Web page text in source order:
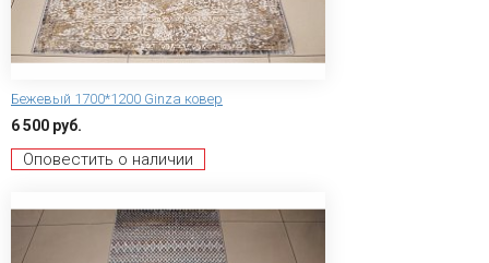
Бежевый 1700*1200 Ginza ковер
6 500 руб.
Оповестить о наличии